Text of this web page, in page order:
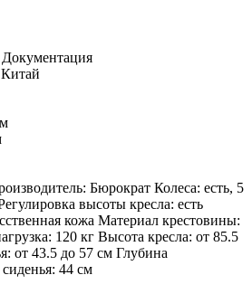
Китай
Бюрократ Колеса: есть, 5
высоты кресла: есть
кожа Материал крестовины:
120 кг Высота кресла: от 85.5
от 43.5 до 57 см Глубина
44 см